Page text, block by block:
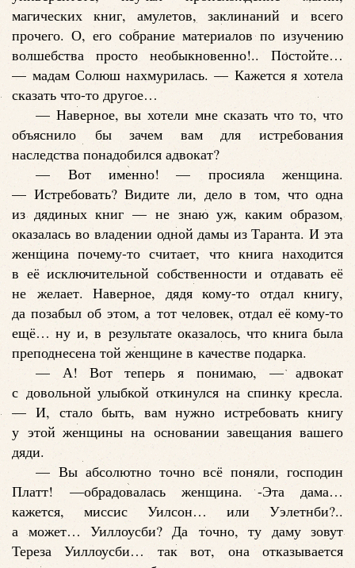
магических книг, амулетов, заклинаний и всего
прочего. О, его собрание материалов по изучению
волшебства просто необыкновенно!.. Постойте…
— мадам Солюш нахмурилась. — Кажется я хотела
сказать что-то другое…
— Наверное, вы хотели мне сказать что то, что
объяснило бы зачем вам для истребования
наследства понадобился адвокат?
— Вот именно! — просияла женщина.
— Истребовать? Видите ли, дело в том, что одна
из дядиных книг — не знаю уж, каким образом,
оказалась во владении одной дамы из Таранта. И эта
женщина почему-то считает, что книга находится
в её исключительной собственности и отдавать её
не желает. Наверное, дядя кому-то отдал книгу,
да позабыл об этом, а тот человек, отдал её кому-то
ещё… ну и, в результате оказалось, что книга была
преподнесена той женщине в качестве подарка.
— А! Вот теперь я понимаю, — адвокат
с довольной улыбкой откинулся на спинку кресла.
— И, стало быть, вам нужно истребовать книгу
у этой женщины на основании завещания вашего
дяди.
— Вы абсолютно точно всё поняли, господин
Платт! —обрадовалась женщина. -Эта дама…
кажется, миссис Уилсон… или Уэлетнби?..
а может… Уиллоусби? Да точно, ту даму зовут
Тереза Уиллоусби… так вот, она отказывается